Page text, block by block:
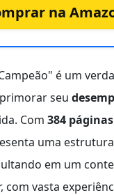
na
é um
seu
Com 384 páginas
uma
em um
com vasta